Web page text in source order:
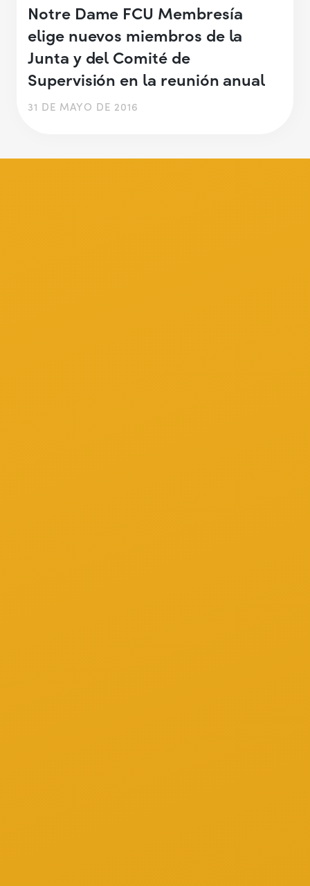
Notre Dame FCU Membresía
elige nuevos miembros de la
Junta y del Comité de
Supervisión en la reunión anual
31 DE MAYO DE 2016